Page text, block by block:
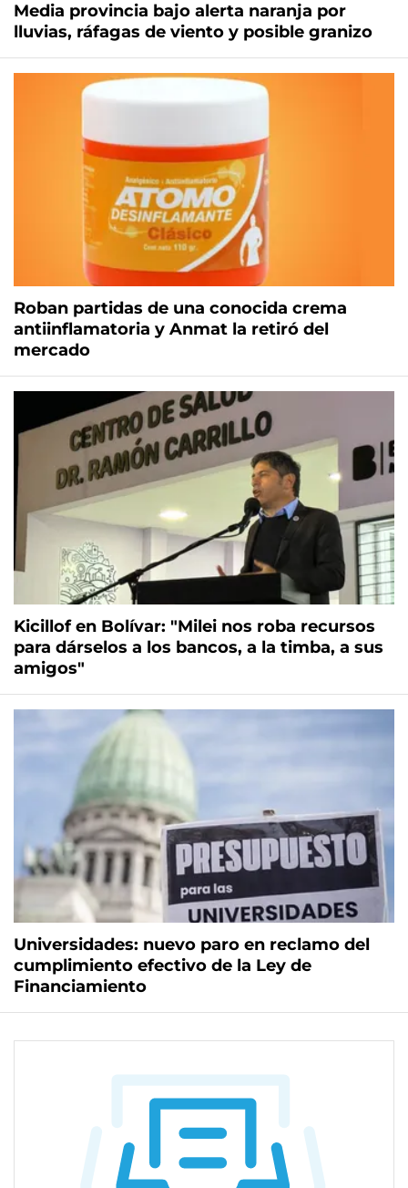
Media provincia bajo alerta naranja por
lluvias, ráfagas de viento y posible granizo
Roban partidas de una conocida crema
antiinflamatoria y Anmat la retiró del
mercado
Kicillof en Bolívar: "Milei nos roba recursos
para dárselos a los bancos, a la timba, a sus
amigos"
Universidades: nuevo paro en reclamo del
cumplimiento efectivo de la Ley de
Financiamiento